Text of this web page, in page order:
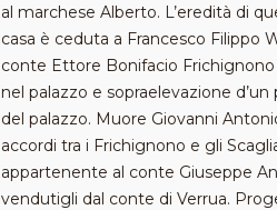
al marchese Alberto. L’eredità di
casa è ceduta a Francesco Filippo
conte Ettore Bonifacio Frichignono
nel palazzo e sopraelevazione
del palazzo. Muore Giovanni
accordi tra i Frichignono e gli
appartenente al conte Giuseppe
vendutigli dal conte di Verrua.